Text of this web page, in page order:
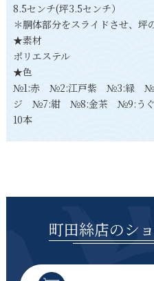
8.5センチ(坪3.5センチ）
＊胴体部分をスライドさせ、坪
★素材
ポリエステル
★色
№1:赤 №2:江戸紫 №3:緑
ジ №7:紺 №8:金茶 №9:う
10本
町田絲店のシ